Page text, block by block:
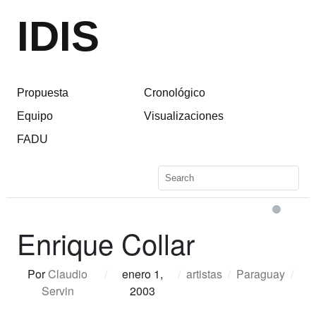
IDIS
Propuesta
Equipo
FADU
Cronológico
Visualizaciones
Enrique Collar
PorClaudio
Servin
/
enero 1,
2003
/ artistas / Paraguay /